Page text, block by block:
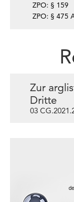
ZPO: § 159
ZPO: § 475
Zur
Dritte
03